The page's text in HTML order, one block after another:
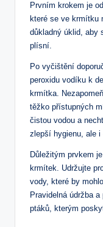
Prvním krokem je
které se ve krmítku
důkladný úklid, aby
plísní.
Po vyčištění
peroxidu vodíku k
krmítka.
těžko přístupných
čistou vodou a
zlepší hygienu, ale
Důležitým prvkem
krmítek. Udržujte
vody, které by
Pravidelná údržba
ptáků, kterým